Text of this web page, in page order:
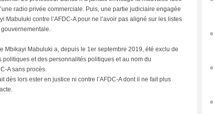
radio privée commerciale. Puis, une partie judiciaire engagée
Mabuluki contre l’AFDC-A pour ne l’avoir pas aligné sur les listes
Mbikayi Mabuluki a, depuis le 1er septembre 2019, été exclu de
politiques et des personnalités politiques et au nom du
A sans procès.
dès lors ester en justice ni contre l’AFDC-A dont il ne fait plus